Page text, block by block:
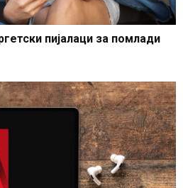
пијалаци за помлади